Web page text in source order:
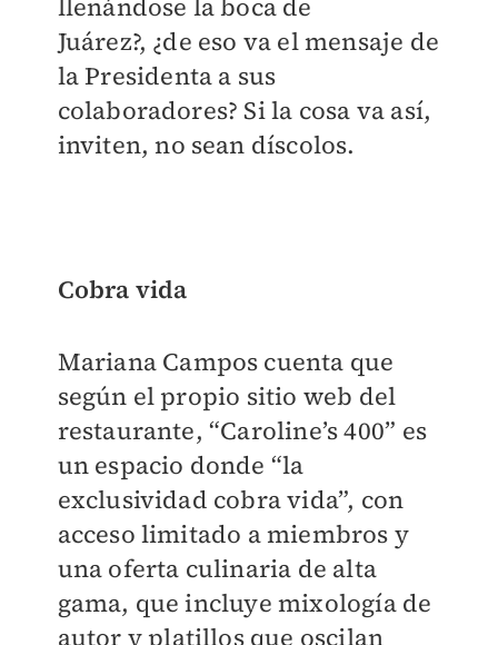
llenándose la boca de
Juárez?, ¿de eso va el mensaje de
la Presidenta a sus
colaboradores? Si la cosa va así,
inviten, no sean díscolos.
Cobra vida
Mariana Campos cuenta que
según el propio sitio web del
restaurante, “Caroline’s 400” es
un espacio donde “la
exclusividad cobra vida”, con
acceso limitado a miembros y
una oferta culinaria de alta
gama, que incluye mixología de
autor y platillos que oscilan